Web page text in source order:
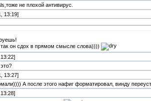
не плохой антивирус.
13:19]
он сдох в прямом смысле слова))))
это?
13:27]
А после этого нафиг форматировал, винду